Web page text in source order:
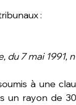
:
du 7 mai 1991,
à une
un rayon de